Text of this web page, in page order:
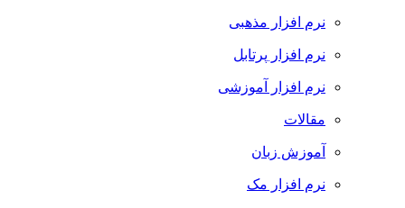
نرم افزار مذهبی
نرم افزار پرتابل
نرم افزار آموزشی
مقالات
آموزش زبان
نرم افزار مک